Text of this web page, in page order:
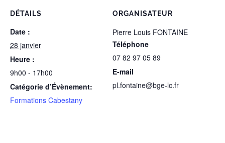
DÉTAILS
Date :
28 janvier
Heure :
9h00 - 17h00
Catégorie d’Évènement:
Formations Cabestany
ORGANISATEUR
Pierre Louis FONTAINE
Téléphone
07 82 97 05 89
E-mail
pl.fontaine@bge-lc.fr